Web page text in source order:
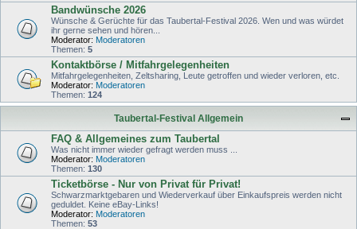
Bandwünsche 2026
Wünsche & Gerüchte für das Taubertal-Festival 2026. Wen und was würdet
ihr gerne sehen und hören...
Moderator: Moderatoren
Themen: 5
Kontaktbörse / Mitfahrgelegenheiten
Mitfahrgelegenheiten, Zeltsharing, Leute getroffen und wieder verloren, etc.
Moderator: Moderatoren
Themen: 124
Taubertal-Festival Allgemein
FAQ & Allgemeines zum Taubertal
Was nicht immer wieder gefragt werden muss ...
Moderator: Moderatoren
Themen: 130
Ticketbörse - Nur von Privat für Privat!
Schwarzmarktgebaren und Wiederverkauf über Einkaufspreis werden nicht
geduldet. Keine eBay-Links!
Moderator: Moderatoren
Themen: 53